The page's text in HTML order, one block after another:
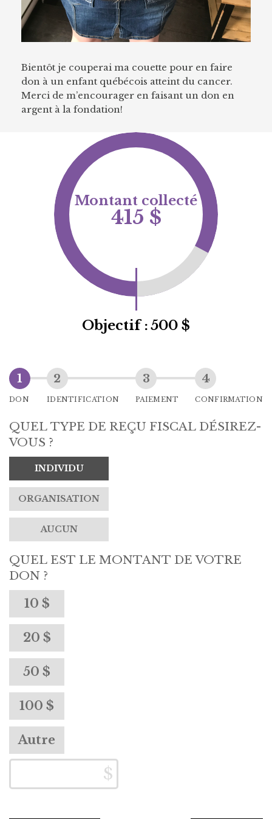
Bientôt je couperai ma couette pour en faire
don à un enfant québécois atteint du cancer.
Merci de m’encourager en faisant un don en
argent à la fondation!
Montant collecté
415 $
Objectif :500 $
DON IDENTIFICATION PAIEMENT CONFIRMATION
QUEL TYPE DE REÇU FISCAL DÉSIREZ-
VOUS ?
INDIVIDU
ORGANISATION
AUCUN
QUEL EST LE MONTANT DE VOTRE
DON ?
10 $
20 $
50 $
100 $
Autre